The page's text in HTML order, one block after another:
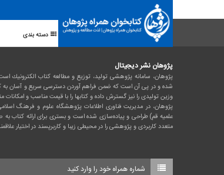
دسته بندی
پژوهان نشر دیجیتال
پژوهان، سامانه پژوهشی تولید، توزیع و مطالعه كتاب الكترونیك
شده و در پی آن است كه ضمن فراهم آوردن دسترسی سریع و آسان به
وزین تولیدی را نیز گسترش داده و کتابها را با قیمت مناسب و امکانات
پژوهان، در مدیریت فناوری اطلاعات پژوهشگاه علوم و فرهنگ
علمیه قم) طراحی و پیاده‌سازی شده است و بستری برای ارائه کتاب
متعدد کاربردی و پژوهشی را در محیطی زیبا و کاربرپسند در اختیار